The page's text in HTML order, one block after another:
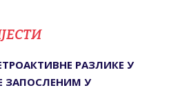
РАЗЛИКЕ У
ЗАПОСЛЕНИМ У